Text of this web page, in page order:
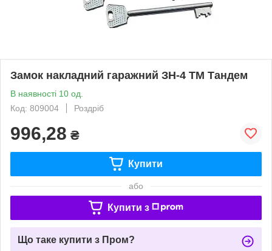
Замок накладний гаражний ЗН-4 ТМ Тандем
В наявності 10 од.
Код: 809004
Роздріб
996,28 ₴
Купити
або
Купити з
Що таке купити з Пром?